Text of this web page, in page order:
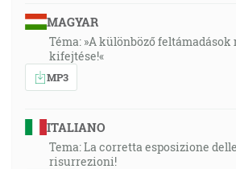
MAGYAR
Téma: »A különböző feltámadások
kifejtése!«
MP3
ITALIANO
Tema: La corretta esposizione
risurrezioni!